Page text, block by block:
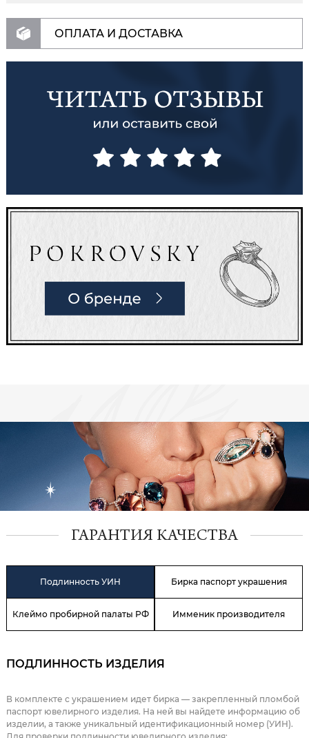
ОПЛАТА И ДОСТАВКА
ГАРАНТИЯ КАЧЕСТВА
Подлинность УИН Бирка паспорт украшения
Клеймо пробирной палаты РФ Имменик производителя
ПОДЛИННОСТЬ ИЗДЕЛИЯ
В комплекте с украшением идет бирка — закрепленный пломбой
паспорт ювелирного изделия. На ней вы найдете информацию об
изделии, а также уникальный идентификационный номер (УИН).